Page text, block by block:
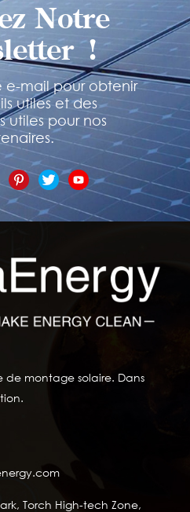
Notre
!
e-mail pour obtenir
utiles et des
utiles pour nos
de montage solaire. Dans
Torch High-tech Zone,